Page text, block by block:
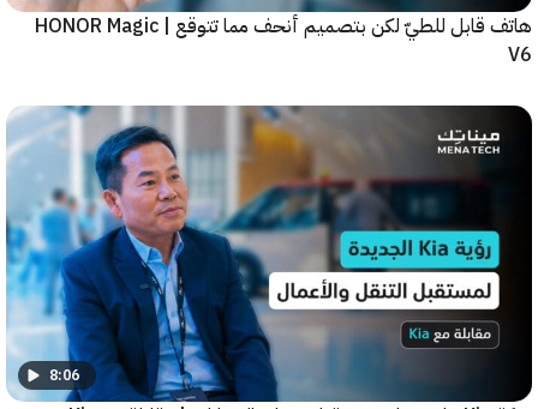
هاتف قابل للطيّ لكن بتصميم أنحف مما تتوقع | HONOR Magic
8:06